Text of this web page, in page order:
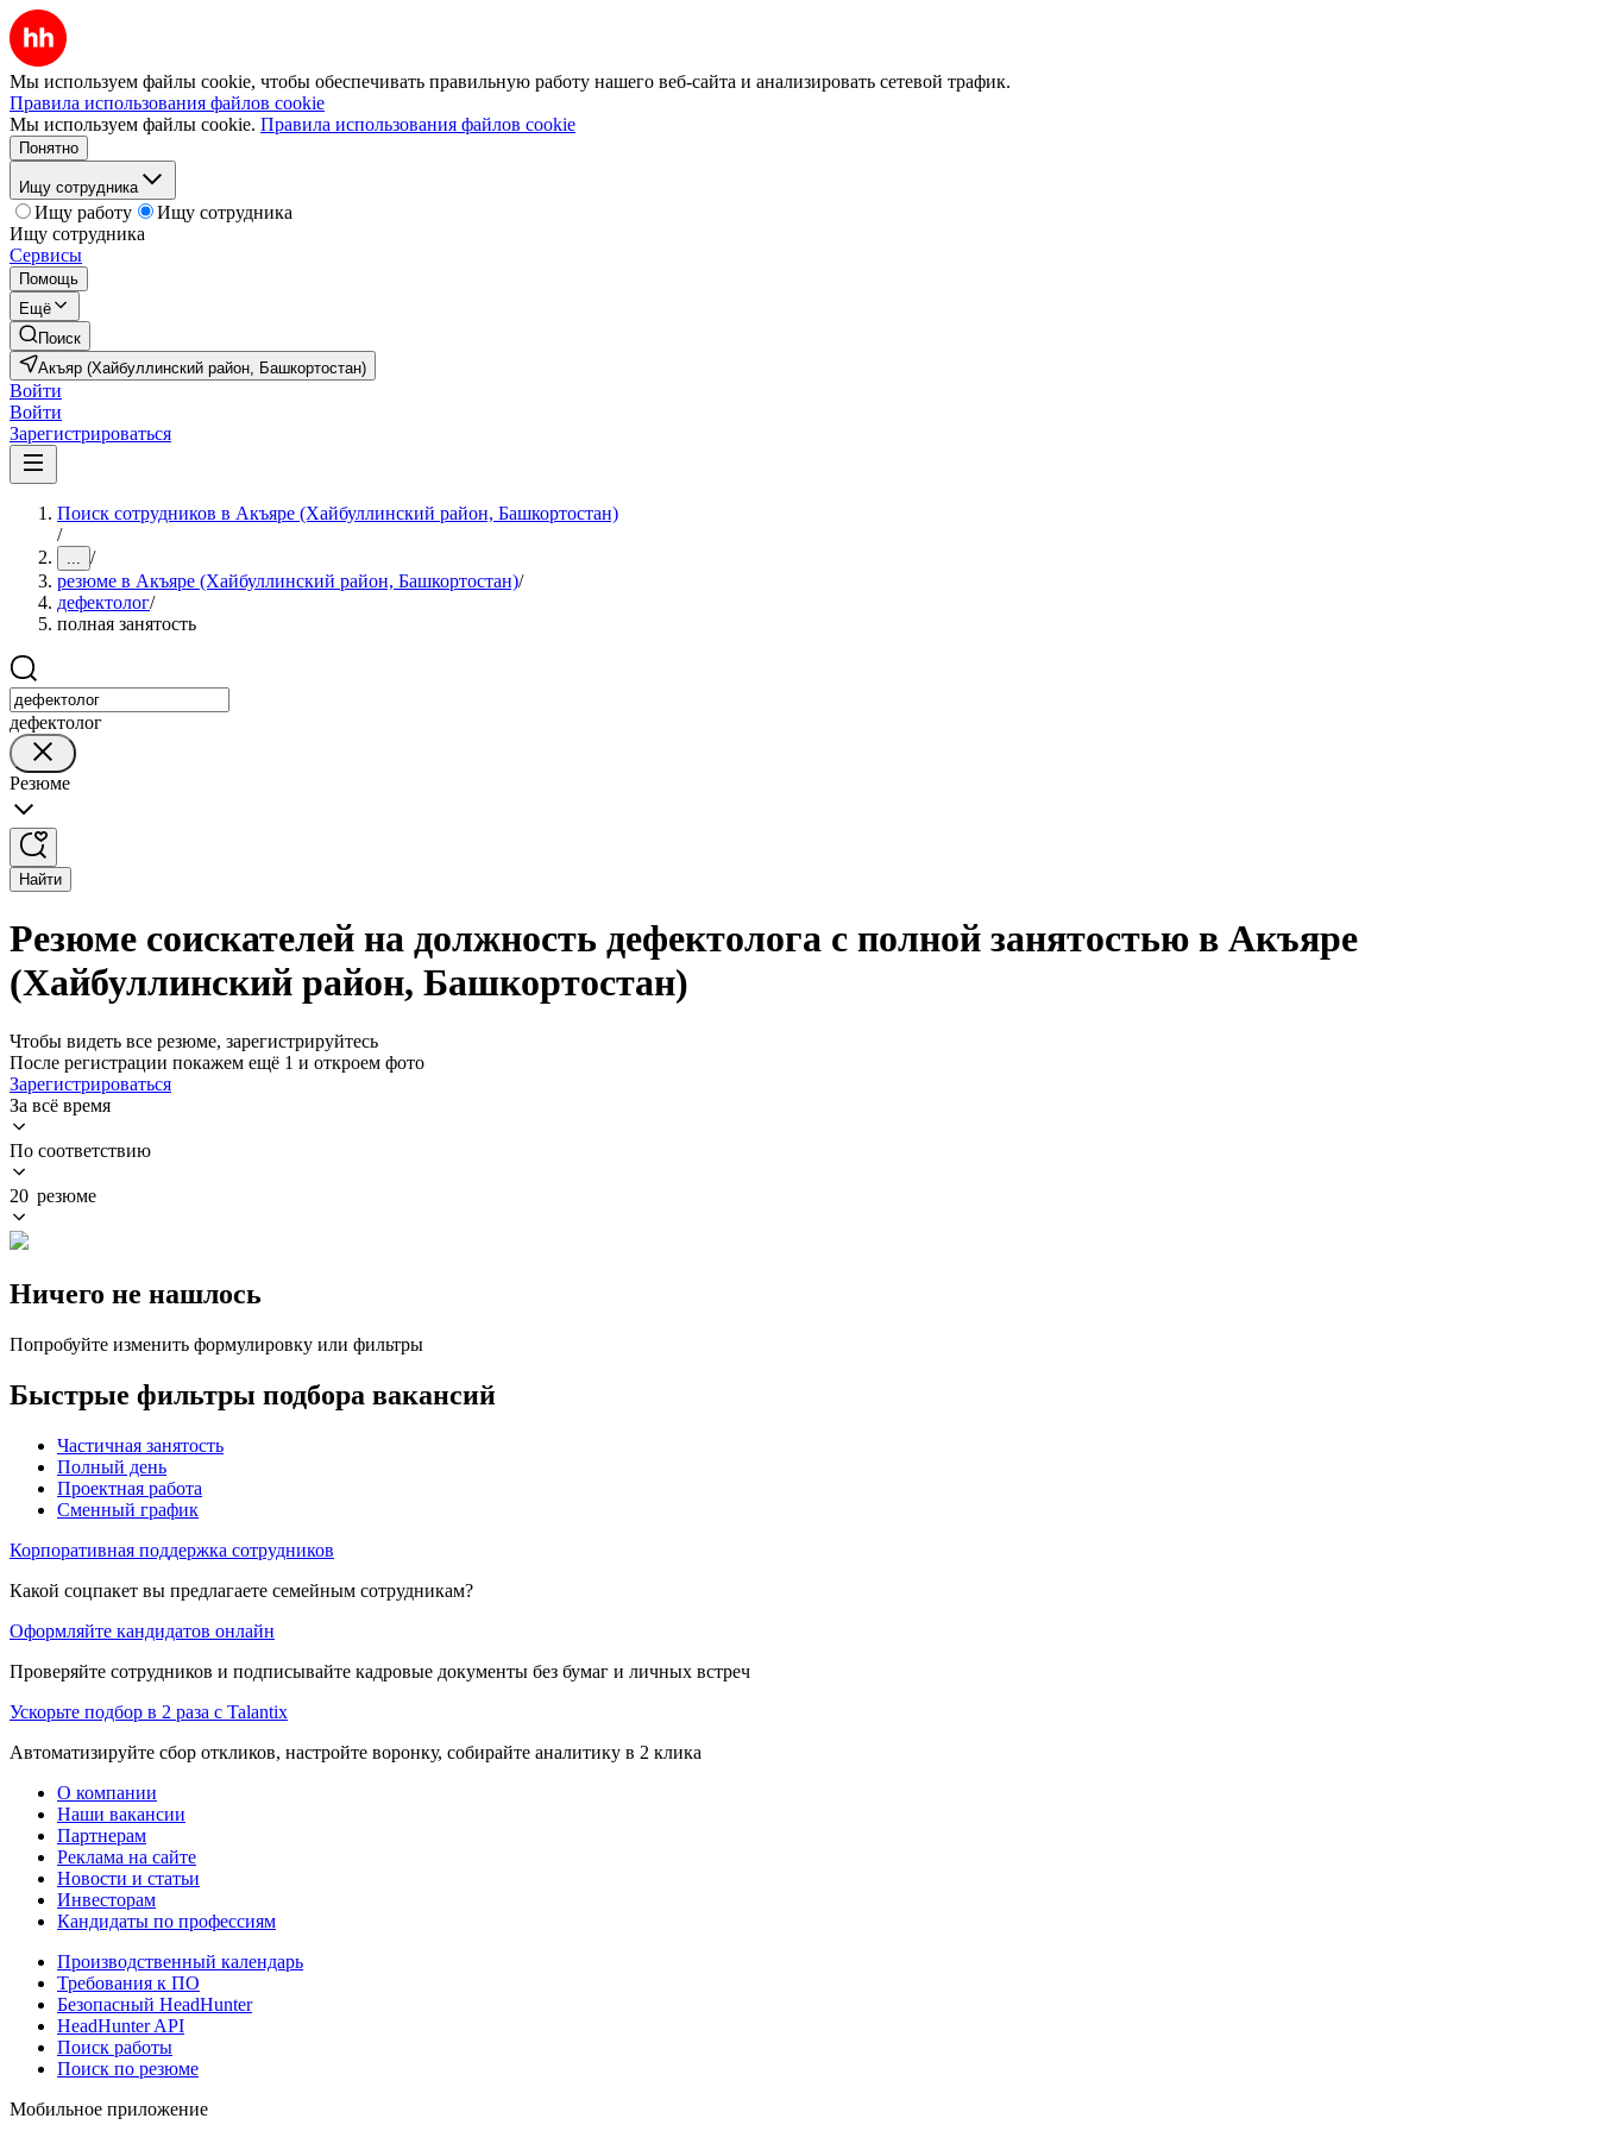
Мы используем файлы cookie, чтобы обеспечивать правильную работу нашего веб-сайта и анализировать сетевой трафик.
Правила использования файлов cookie
Мы используем файлы cookie. Правила использования файлов cookie
Понятно
Ищу сотрудника
Ищу работу
Ищу сотрудника
Ищу сотрудника
Сервисы
Помощь
Ещё
Поиск
Акъяр (Хайбуллинский район, Башкортостан)
Войти
Войти
Зарегистрироваться
Поиск сотрудников в Акъяре (Хайбуллинский район, Башкортостан)
/
... /
резюме в Акъяре (Хайбуллинский район, Башкортостан)/
дефектолог/
полная занятость
дефектолог
Резюме
Найти
Резюме соискателей на должность дефектолога с полной занятостью в Акъяре
(Хайбуллинский район, Башкортостан)
Чтобы видеть все резюме, зарегистрируйтесь
После регистрации покажем ещё 1 и откроем фото
Зарегистрироваться
За всё время
По соответствию
20 резюме
Ничего не нашлось
Попробуйте изменить формулировку или фильтры
Быстрые фильтры подбора вакансий
Частичная занятость
Полный день
Проектная работа
Сменный график
Корпоративная поддержка сотрудников
Какой соцпакет вы предлагаете семейным сотрудникам?
Оформляйте кандидатов онлайн
Проверяйте сотрудников и подписывайте кадровые документы без бумаг и личных встреч
Ускорьте подбор в 2 раза с Talantix
Автоматизируйте сбор откликов, настройте воронку, собирайте аналитику в 2 клика
О компании
Наши вакансии
Партнерам
Реклама на сайте
Новости и статьи
Инвесторам
Кандидаты по профессиям
Производственный календарь
Требования к ПО
Безопасный HeadHunter
HeadHunter API
Поиск работы
Поиск по резюме
Мобильное приложение